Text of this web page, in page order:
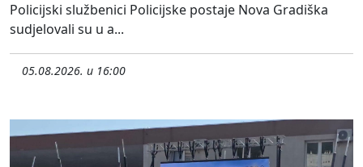
Policijski službenici Policijske postaje Nova Gradiška
sudjelovali su u a...
05.08.2026. u 16:00